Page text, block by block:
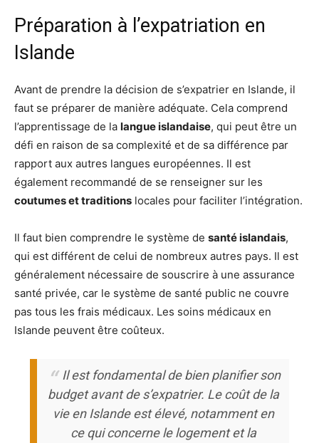
Préparation à l’expatriation en
Islande
Avant de prendre la décision de s’expatrier en Islande, il
faut se préparer de manière adéquate. Cela comprend
l’apprentissage de la langue islandaise, qui peut être un
défi en raison de sa complexité et de sa différence par
rapport aux autres langues européennes. Il est
également recommandé de se renseigner sur les
coutumes et traditions locales pour faciliter l’intégration.
Il faut bien comprendre le système de santé islandais,
qui est différent de celui de nombreux autres pays. Il est
généralement nécessaire de souscrire à une assurance
santé privée, car le système de santé public ne couvre
pas tous les frais médicaux. Les soins médicaux en
Islande peuvent être coûteux.
Il est fondamental de bien planifier son
budget avant de s’expatrier. Le coût de la
vie en Islande est élevé, notamment en
ce qui concerne le logement et la